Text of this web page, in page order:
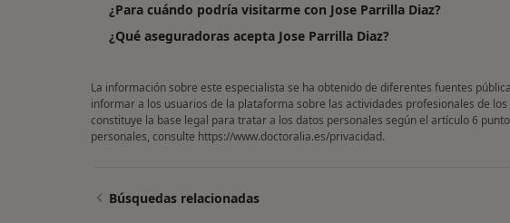
¿Para cuándo podría visitarme con Jose Parrilla Diaz?
¿Qué aseguradoras acepta Jose Parrilla Diaz?
La información sobre este especialista se ha obtenido de diferentes fuentes
informar a los usuarios de la plataforma sobre las actividades profesionales de
constituye la base legal para tratar a los datos personales según el artículo 6
personales, consulte https://www.doctoralia.es/privacidad.
Búsquedas relacionadas